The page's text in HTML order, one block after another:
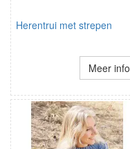
Herentrui met strepen
Meer info